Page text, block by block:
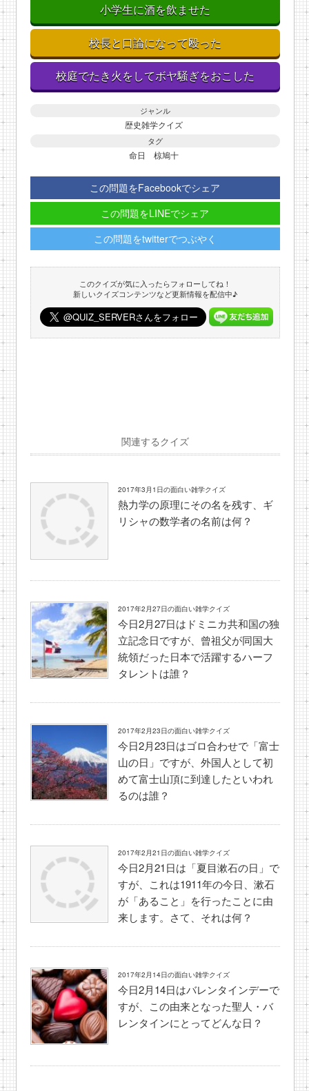
小学生に酒を飲ませた
校長と口論になって殴った
校庭でたき火をしてボヤ騒ぎをおこした
ジャンル
歴史雑学クイズ
タグ
命日 椋鳩十
この問題をFacebookでシェア
この問題をLINEでシェア
この問題をtwitterでつぶやく
このクイズが気に入ったらフォローしてね！
新しいクイズコンテンツなど更新情報を配信中♪
関連するクイズ
2017年3月1日の面白い雑学クイズ
熱力学の原理にその名を残す、ギ
リシャの数学者の名前は何？
2017年2月27日の面白い雑学クイズ
今日2月27日はドミニカ共和国の独
立記念日ですが、曾祖父が同国大
統領だった日本で活躍するハーフ
タレントは誰？
2017年2月23日の面白い雑学クイズ
今日2月23日はゴロ合わせで「富士
山の日」ですが、外国人として初
めて富士山頂に到達したといわれ
るのは誰？
2017年2月21日の面白い雑学クイズ
今日2月21日は「夏目漱石の日」で
すが、これは1911年の今日、漱石
が「あること」を行ったことに由
来します。さて、それは何？
2017年2月14日の面白い雑学クイズ
今日2月14日はバレンタインデーで
すが、この由来となった聖人・バ
レンタインにとってどんな日？